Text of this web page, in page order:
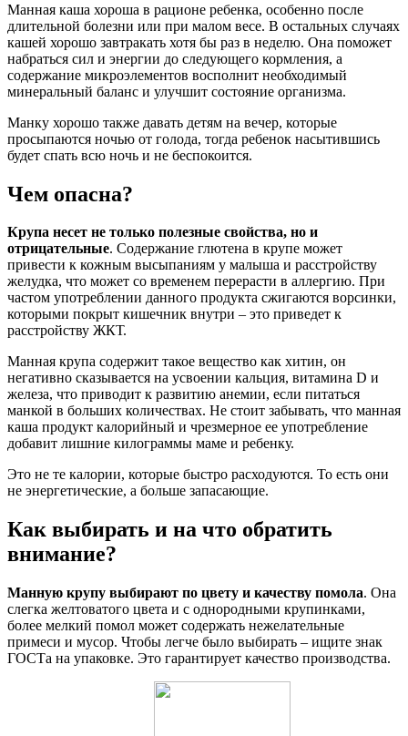
Манная каша хороша в рационе ребенка, особенно после
длительной болезни или при малом весе. В остальных случаях
кашей хорошо завтракать хотя бы раз в неделю. Она поможет
набраться сил и энергии до следующего кормления, а
содержание микроэлементов восполнит необходимый
минеральный баланс и улучшит состояние организма.
Манку хорошо также давать детям на вечер, которые
просыпаются ночью от голода, тогда ребенок насытившись
будет спать всю ночь и не беспокоится.
Чем опасна?
Крупа несет не только полезные свойства, но и
отрицательные. Содержание глютена в крупе может
привести к кожным высыпаниям у малыша и расстройству
желудка, что может со временем перерасти в аллергию. При
частом употреблении данного продукта сжигаются ворсинки,
которыми покрыт кишечник внутри – это приведет к
расстройству ЖКТ.
Манная крупа содержит такое вещество как хитин, он
негативно сказывается на усвоении кальция, витамина D и
железа, что приводит к развитию анемии, если питаться
манкой в больших количествах. Не стоит забывать, что манная
каша продукт калорийный и чрезмерное ее употребление
добавит лишние килограммы маме и ребенку.
Это не те калории, которые быстро расходуются. То есть они
не энергетические, а больше запасающие.
Как выбирать и на что обратить
внимание?
Манную крупу выбирают по цвету и качеству помола. Она
слегка желтоватого цвета и с однородными крупинками,
более мелкий помол может содержать нежелательные
примеси и мусор. Чтобы легче было выбирать – ищите знак
ГОСТа на упаковке. Это гарантирует качество производства.